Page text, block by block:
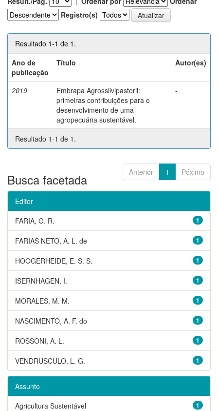
Registro(s)
Resultado 1-1 de 1.
Ano de
publicação
Título Autor(es)
2019
Embrapa Agrossilvipastoril:
primeiras contribuições para o
desenvolvimento de uma
agropecuária sustentável.
-
Resultado 1-1 de 1.
Anterior 1 Póximo
Busca facetada
Editor
1
FARIA, G. R.
1
FARIAS NETO, A. L. de
1
HOOGERHEIDE, E. S. S.
1
ISERNHAGEN, I.
1
MORALES, M. M.
1
NASCIMENTO, A. F. do
1
ROSSONI, A. L.
1
VENDRUSCULO, L. G.
Assunto
1
Agricultura Sustentável